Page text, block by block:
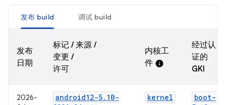
发布 build 调试 build
发布
日期
标记 / 来源 /
变更 /
许可
内核工
件 info
经过认
证的
GKI
2026-
android12-5. 10-
kernel
boot-